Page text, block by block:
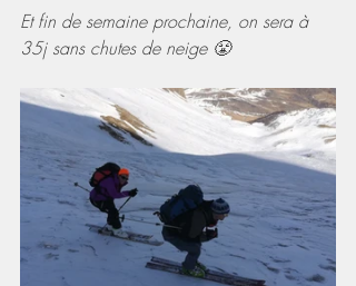
Et fin de semaine prochaine, on sera à
35j sans chutes de neige 😤